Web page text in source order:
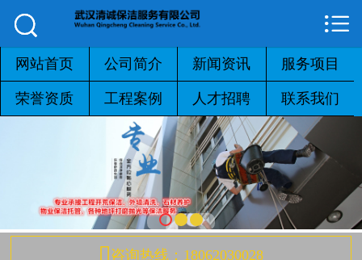
公司简介
新闻资讯
服务项目
荣誉资质
工程案例
 

网站首页 公司简介 新闻资讯 服务项目
荣誉资质 工程案例 人才招聘 联系我们
咨询热线：18062030028